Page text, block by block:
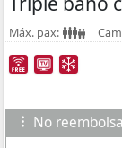
Máx. pax:
No